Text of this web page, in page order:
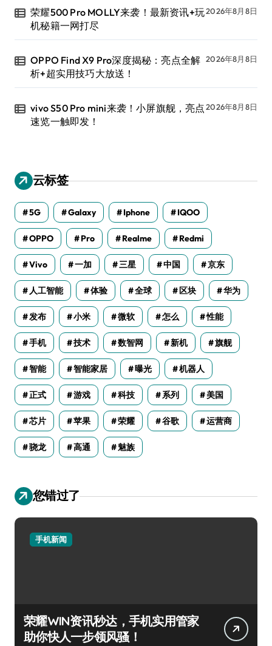
荣耀500 Pro MOLLY来袭！最新资讯+玩
机秘籍一网打尽
2026年8月8日
OPPO Find X9 Pro深度揭秘：亮点全解
析+超实用技巧大放送！
2026年8月8日
vivo S50 Pro mini来袭！小屏旗舰，亮点
速览一触即发！
2026年8月8日
云标签
5G Galaxy Iphone IQOO
OPPO Pro Realme Redmi
Vivo 一加 三星 中国 京东
人工智能 体验 全球 区块 华为
发布 小米 微软 怎么 性能
手机 技术 数智网 新机 旗舰
智能 智能家居 曝光 机器人
正式 游戏 科技 系列 美国
芯片 苹果 荣耀 谷歌 运营商
骁龙 高通 魅族
您错过了
手机新闻
荣耀WIN资讯秒达，手机实用管家
助你快人一步领风骚！